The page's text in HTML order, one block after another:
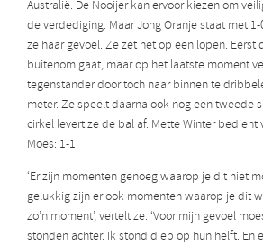
Australië. De Nooijer kan ervoor kiezen om
de verdediging. Maar Jong Oranje staat met
ze haar gevoel. Ze zet het op een lopen. Eerst
buitenom gaat, maar op het laatste moment
tegenstander door toch naar binnen te
meter. Ze speelt daarna ook nog een tweede
cirkel levert ze de bal af. Mette Winter bedient
Moes: 1-1.
‘Er zijn momenten genoeg waarop je dit niet
gelukkig zijn er ook momenten waarop je dit
zo’n moment’, vertelt ze. ‘Voor mijn gevoel
stonden achter. Ik stond diep op hun helft. En